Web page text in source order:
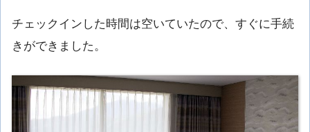
チェックインした時間は空いていたので、すぐに手続
きができました。